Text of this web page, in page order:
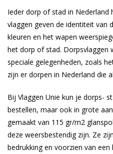
Ieder dorp of stad in Nederland
vlaggen geven de identiteit van
kleuren en het wapen
het dorp of stad. Dorpsvlaggen
speciale gelegenheden, zoals
zijn er dorpen in Nederland die
Bij Vlaggen Unie kun je dorps-
bestellen, maar ook in grote
gemaakt van 115 gr/m2
deze weersbestendig zijn. Ze
bedrukking en voorzien van